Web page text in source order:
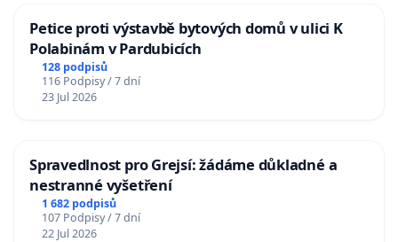
Petice proti výstavbě bytových domů v ulici K
Polabinám v Pardubicích
128 podpisů
116 Podpisy / 7 dní
23 Jul 2026
Spravedlnost pro Grejsí: žádáme důkladné a
nestranné vyšetření
1 682 podpisů
107 Podpisy / 7 dní
22 Jul 2026